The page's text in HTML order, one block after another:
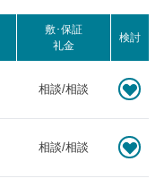
敷･保証
礼金
検討
相談/相談
相談/相談